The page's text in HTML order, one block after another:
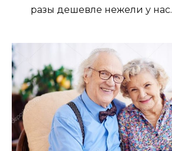
разы дешевле нежели у нас.